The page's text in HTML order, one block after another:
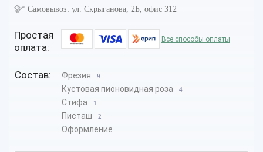
Самовывоз: ул. Скрыганова, 2Б, офис 312
Простая
оплата:
Все способы оплаты
Состав: Фрезия 9
Кустовая пионовидная роза 4
Стифа 1
Писташ 2
Оформление